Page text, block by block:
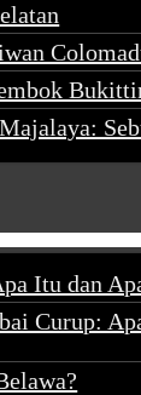
Itu dan
Curup: